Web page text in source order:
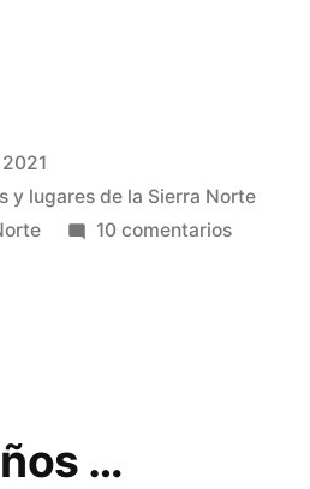
y lugares de la Sierra Norte
10 comentariosen
…